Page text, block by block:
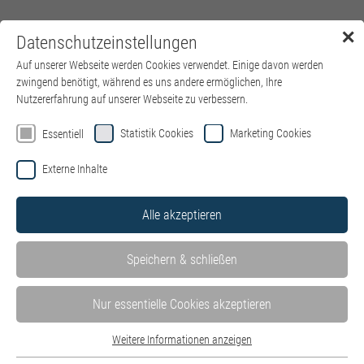
Menü
✕
Datenschutzeinstellungen
Auf unserer Webseite werden Cookies verwendet. Einige davon werden
zwingend benötigt, während es uns andere ermöglichen, Ihre
Nutzererfahrung auf unserer Webseite zu verbessern.
Essentiell Statistik Cookies Marketing Cookies
Externe Inhalte
Alle akzeptieren
Speichern & schließen
Nur essentielle Cookies akzeptieren
Weitere Informationen anzeigen